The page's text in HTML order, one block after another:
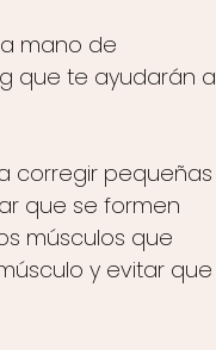
mano de
que te ayudarán a
corregir pequeñas
que se formen
músculos que
y evitar que